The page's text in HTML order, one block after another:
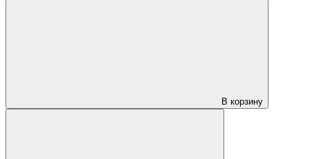
В корзину